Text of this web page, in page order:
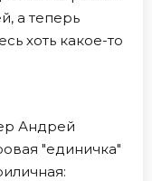
а теперь
хоть какое-то
Андрей
"единичка"